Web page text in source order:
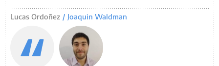
Lucas Ordoñez Joaquin Waldman